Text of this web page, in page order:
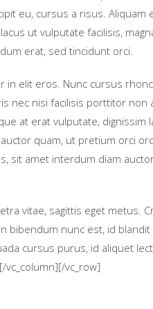
eu, cursus a risus. Aliquam
ut vulputate facilisis,
erat, sed tincidunt orci.
in elit eros. Nunc cursus
nec nisi facilisis porttitor non
at erat vulputate, dignissim
quam, ut pretium orci
sit amet interdum diam
vitae, sagittis eget metus.
bibendum nunc est, id
cursus purus, id aliquet
vc_row]